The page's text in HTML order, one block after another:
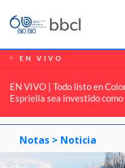
EN VIVO
EN VIVO | Todo listo en
Espriella sea investido
Notas > Noticia